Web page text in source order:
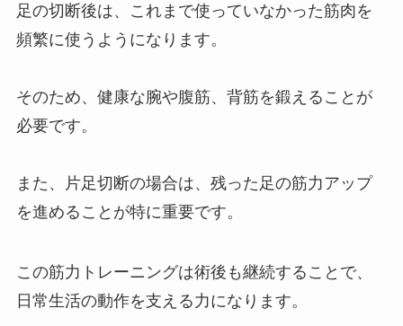
足の切断後は、これまで使っていなかった筋肉を
頻繁に使うようになります。
そのため、健康な腕や腹筋、背筋を鍛えることが
必要です。
また、片足切断の場合は、残った足の筋力アップ
を進めることが特に重要です。
この筋力トレーニングは術後も継続することで、
日常生活の動作を支える力になります。